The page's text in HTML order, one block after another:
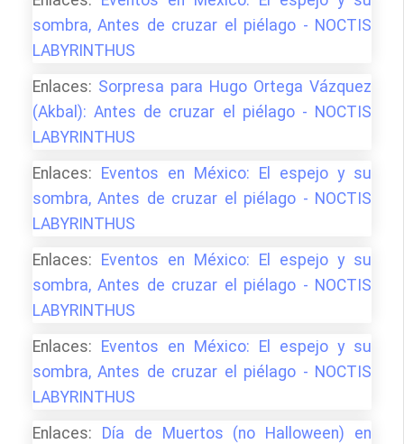
sombra, Antes de cruzar el piélago - NOCTIS
LABYRINTHUS
Enlaces: Sorpresa para Hugo Ortega Vázquez
(Akbal): Antes de cruzar el piélago - NOCTIS
LABYRINTHUS
Enlaces: Eventos en México: El espejo y su
sombra, Antes de cruzar el piélago - NOCTIS
LABYRINTHUS
Enlaces: Eventos en México: El espejo y su
sombra, Antes de cruzar el piélago - NOCTIS
LABYRINTHUS
Enlaces: Eventos en México: El espejo y su
sombra, Antes de cruzar el piélago - NOCTIS
LABYRINTHUS
Enlaces: Día de Muertos (no Halloween) en